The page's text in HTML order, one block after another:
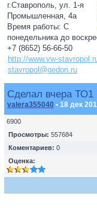
г.Ставрополь, ул. 1-я
Промышленная, 4а
Время работы: С
понедельника до
+7 (8652) 56-66-50
http://www.vw-
stavropol@gedon.ru
Сделал вчера ТО1
valera355040 • 18 дек
6900
Просмотры: 557684
Коментариев: 0
Оценка: